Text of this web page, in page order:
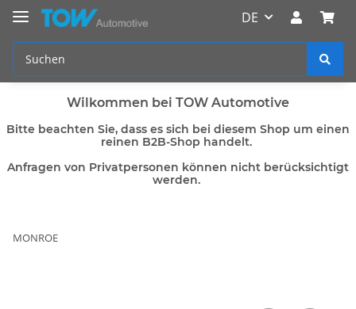
DE
Wilkommen bei TOW Automotive
Bitte beachten Sie, dass es sich bei diesem Shop um einen
reinen B2B-Shop handelt.
Anfragen von Privatpersonen können nicht berücksichtigt
werden.
MONROE